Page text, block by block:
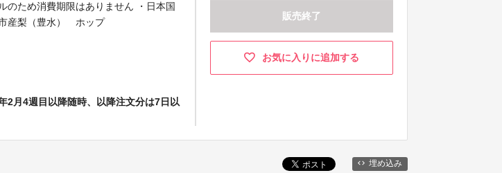
のため消費期限はありません ・日本国
産梨（豊水） ホップ
2月4週目以降随時、以降注文分は7日以
販売終了
お気に入りに追加する
埋め込み